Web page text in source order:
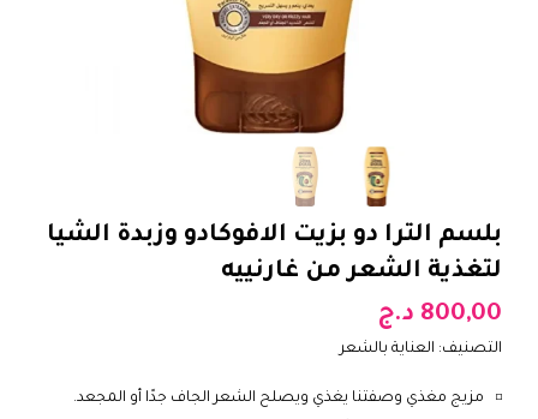
بلسم الترا دو بزيت الافوكادو وزبدة الشيا
لتغذية الشعر من غارنييه
800,00 د.ج
التصنيف: العناية بالشعر
مزيج مغذي وصفتنا يغذي ويصلح الشعر الجاف جدًا أو المجعد.